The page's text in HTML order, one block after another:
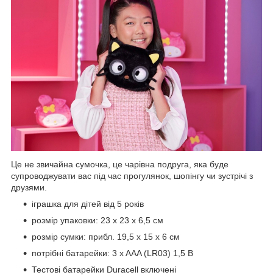
Це не звичайна сумочка, це чарівна подруга, яка буде
супроводжувати вас під час прогулянок, шопінгу чи зустрічі з
друзями.
іграшка для дітей від 5 років
розмір упаковки: 23 х 23 х 6,5 см
розмір сумки: прибл. 19,5 х 15 х 6 см
потрібні батарейки: 3 x AAA (LR03) 1,5 В
Тестові батарейки Duracell включені